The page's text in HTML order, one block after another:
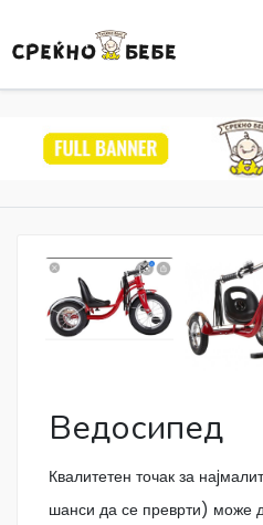
Ведосипед
Квалитетен точак за
шанси да се преврти) може